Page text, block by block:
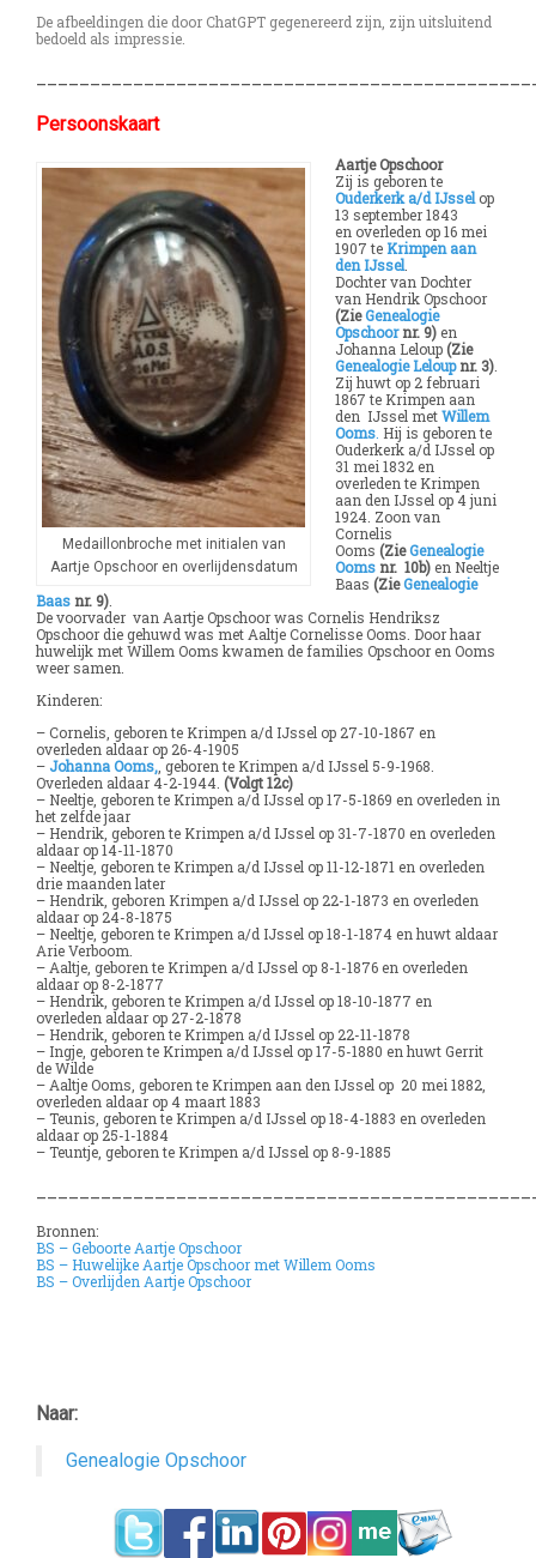
De afbeeldingen die door ChatGPT gegenereerd zijn, zijn uitsluitend
bedoeld als impressie.
Persoonskaart
Medaillonbroche met initialen van
Aartje Opschoor en overlijdensdatum
Aartje Opschoor
Zij is geboren te
Ouderkerk a/d IJsselop
13 september 1843
en overleden op 16 mei
1907 te Krimpen aan
den IJssel.
Dochter van Dochter
van Hendrik Opschoor
(ZieGenealogie
Opschoornr. 9)en
Johanna Leloup (Zie
Genealogie Leloupnr. 3)
Zij huwt op 2 februari
1867 te Krimpen aan
den IJssel metWillem
Ooms Hij is geboren te
Ouderkerk a/d IJssel op
31 mei 1832 en
overledente Krimpen
aan den IJssel op 4 juni
1924. Zoon van
Cornelis
Ooms (ZieGenealogie
Ooms nr. 10b)en Neeltje
Baas (ZieGenealogie
Baas nr. 9)
De voorvader van Aartje Opschoor was Cornelis Hendriksz
Opschoor die gehuwd was met Aaltje Cornelisse Ooms. Door haar
huwelijk met Willem Ooms kwamen de families Opschoor en Ooms
weer samen.
Kinderen:
– Cornelis, geboren te Krimpen a/d IJssel op 27-10-1867 en
overleden aldaar op 26-4-1905
– Johanna Ooms, , geboren te Krimpen a/d IJssel 5-9-1968.
Overleden aldaar 4-2-1944. (Volgt 12c)
– Neeltje, geboren te Krimpen a/d IJssel op 17-5-1869 en overleden in
het zelfde jaar
– Hendrik, geboren te Krimpen a/d IJssel op 31-7-1870 en overleden
aldaar op 14-11-1870
– Neeltje, geboren te Krimpen a/d IJssel op 11-12-1871 en overleden
drie maanden later
– Hendrik, geboren Krimpen a/d IJssel op 22-1-1873 en overleden
aldaar op 24-8-1875
– Neeltje, geboren te Krimpen a/d IJssel op 18-1-1874 en huwt aldaar
Arie Verboom.
– Aaltje, geboren te Krimpen a/d IJssel op 8-1-1876 en overleden
aldaar op 8-2-1877
– Hendrik, geboren te Krimpen a/d IJssel op 18-10-1877 en
overleden aldaar op 27-2-1878
– Hendrik, geboren te Krimpen a/d IJssel op 22-11-1878
– Ingje, geboren te Krimpen a/d IJssel op 17-5-1880 en huwt Gerrit
de Wilde
– Aaltje Ooms, geboren te Krimpen aan den IJssel op 20 mei 1882,
overleden aldaar op 4 maart 1883
– Teunis, geboren te Krimpen a/d IJssel op 18-4-1883 en overleden
aldaar op 25-1-1884
– Teuntje, geboren te Krimpen a/d IJssel op 8-9-1885
Bronnen:
BS – Geboorte Aartje Opschoor
BS – Huwelijke Aartje Opschoor met Willem Ooms
BS – Overlijden Aartje Opschoor
Naar:
Genealogie Opschoor